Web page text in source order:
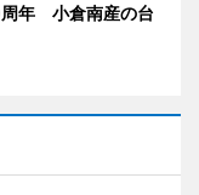
周年 小倉南産の台